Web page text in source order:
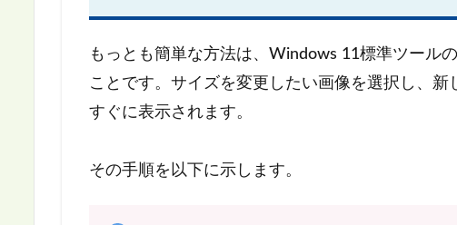
もっとも簡単な方法は、Windows 11標準ツール
ことです。サイズを変更したい画像を選択し、
すぐに表示されます。
その手順を以下に示します。